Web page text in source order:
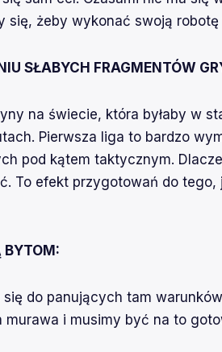
się, żeby wykonać swoją
SŁABYCH FRAGMENTÓW
na świecie, która byłaby w
Pierwsza liga to bardzo
pod kątem taktycznym.
To efekt przygotowań do
BYTOM:
do panujących tam
murawa i musimy być na to